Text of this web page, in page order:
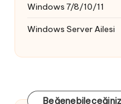
Windows 7/8/10/11
Windows Server Ailesi
Beğenebileceğiniz